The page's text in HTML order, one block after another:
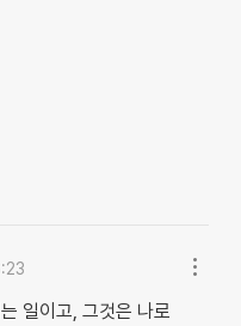
일이고, 그것은 나로